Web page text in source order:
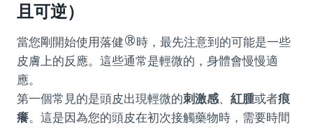
且可逆）
當您剛開始使用落健®時，最先注意到的可能是一些
皮膚上的反應。這些通常是輕微的，身體會慢慢適
應。
第一個常見的是頭皮出現輕微的刺激感、 紅腫或者痕
癢。這是因為您的頭皮在初次接觸藥物時，需要時間